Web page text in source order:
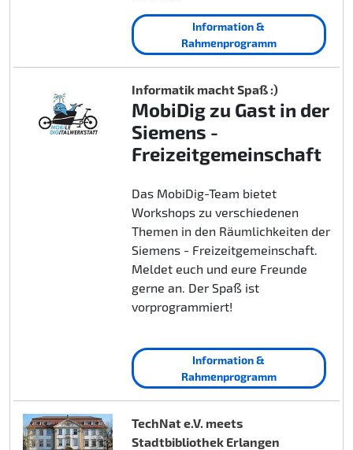
Information &
Rahmenprogramm
Informatik macht Spaß :)
MobiDig zu Gast in der
Siemens -
Freizeitgemeinschaft
Das MobiDig-Team bietet
Workshops zu verschiedenen
Themen in den Räumlichkeiten der
Siemens - Freizeitgemeinschaft.
Meldet euch und eure Freunde
gerne an. Der Spaß ist
vorprogrammiert!
Information &
Rahmenprogramm
TechNat e.V. meets
Stadtbibliothek Erlangen